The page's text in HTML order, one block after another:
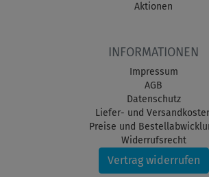
Aktionen
INFORMATIONEN
Impressum
AGB
Datenschutz
Liefer- und
Preise und
Widerrufsrecht
Vertrag widerrufen